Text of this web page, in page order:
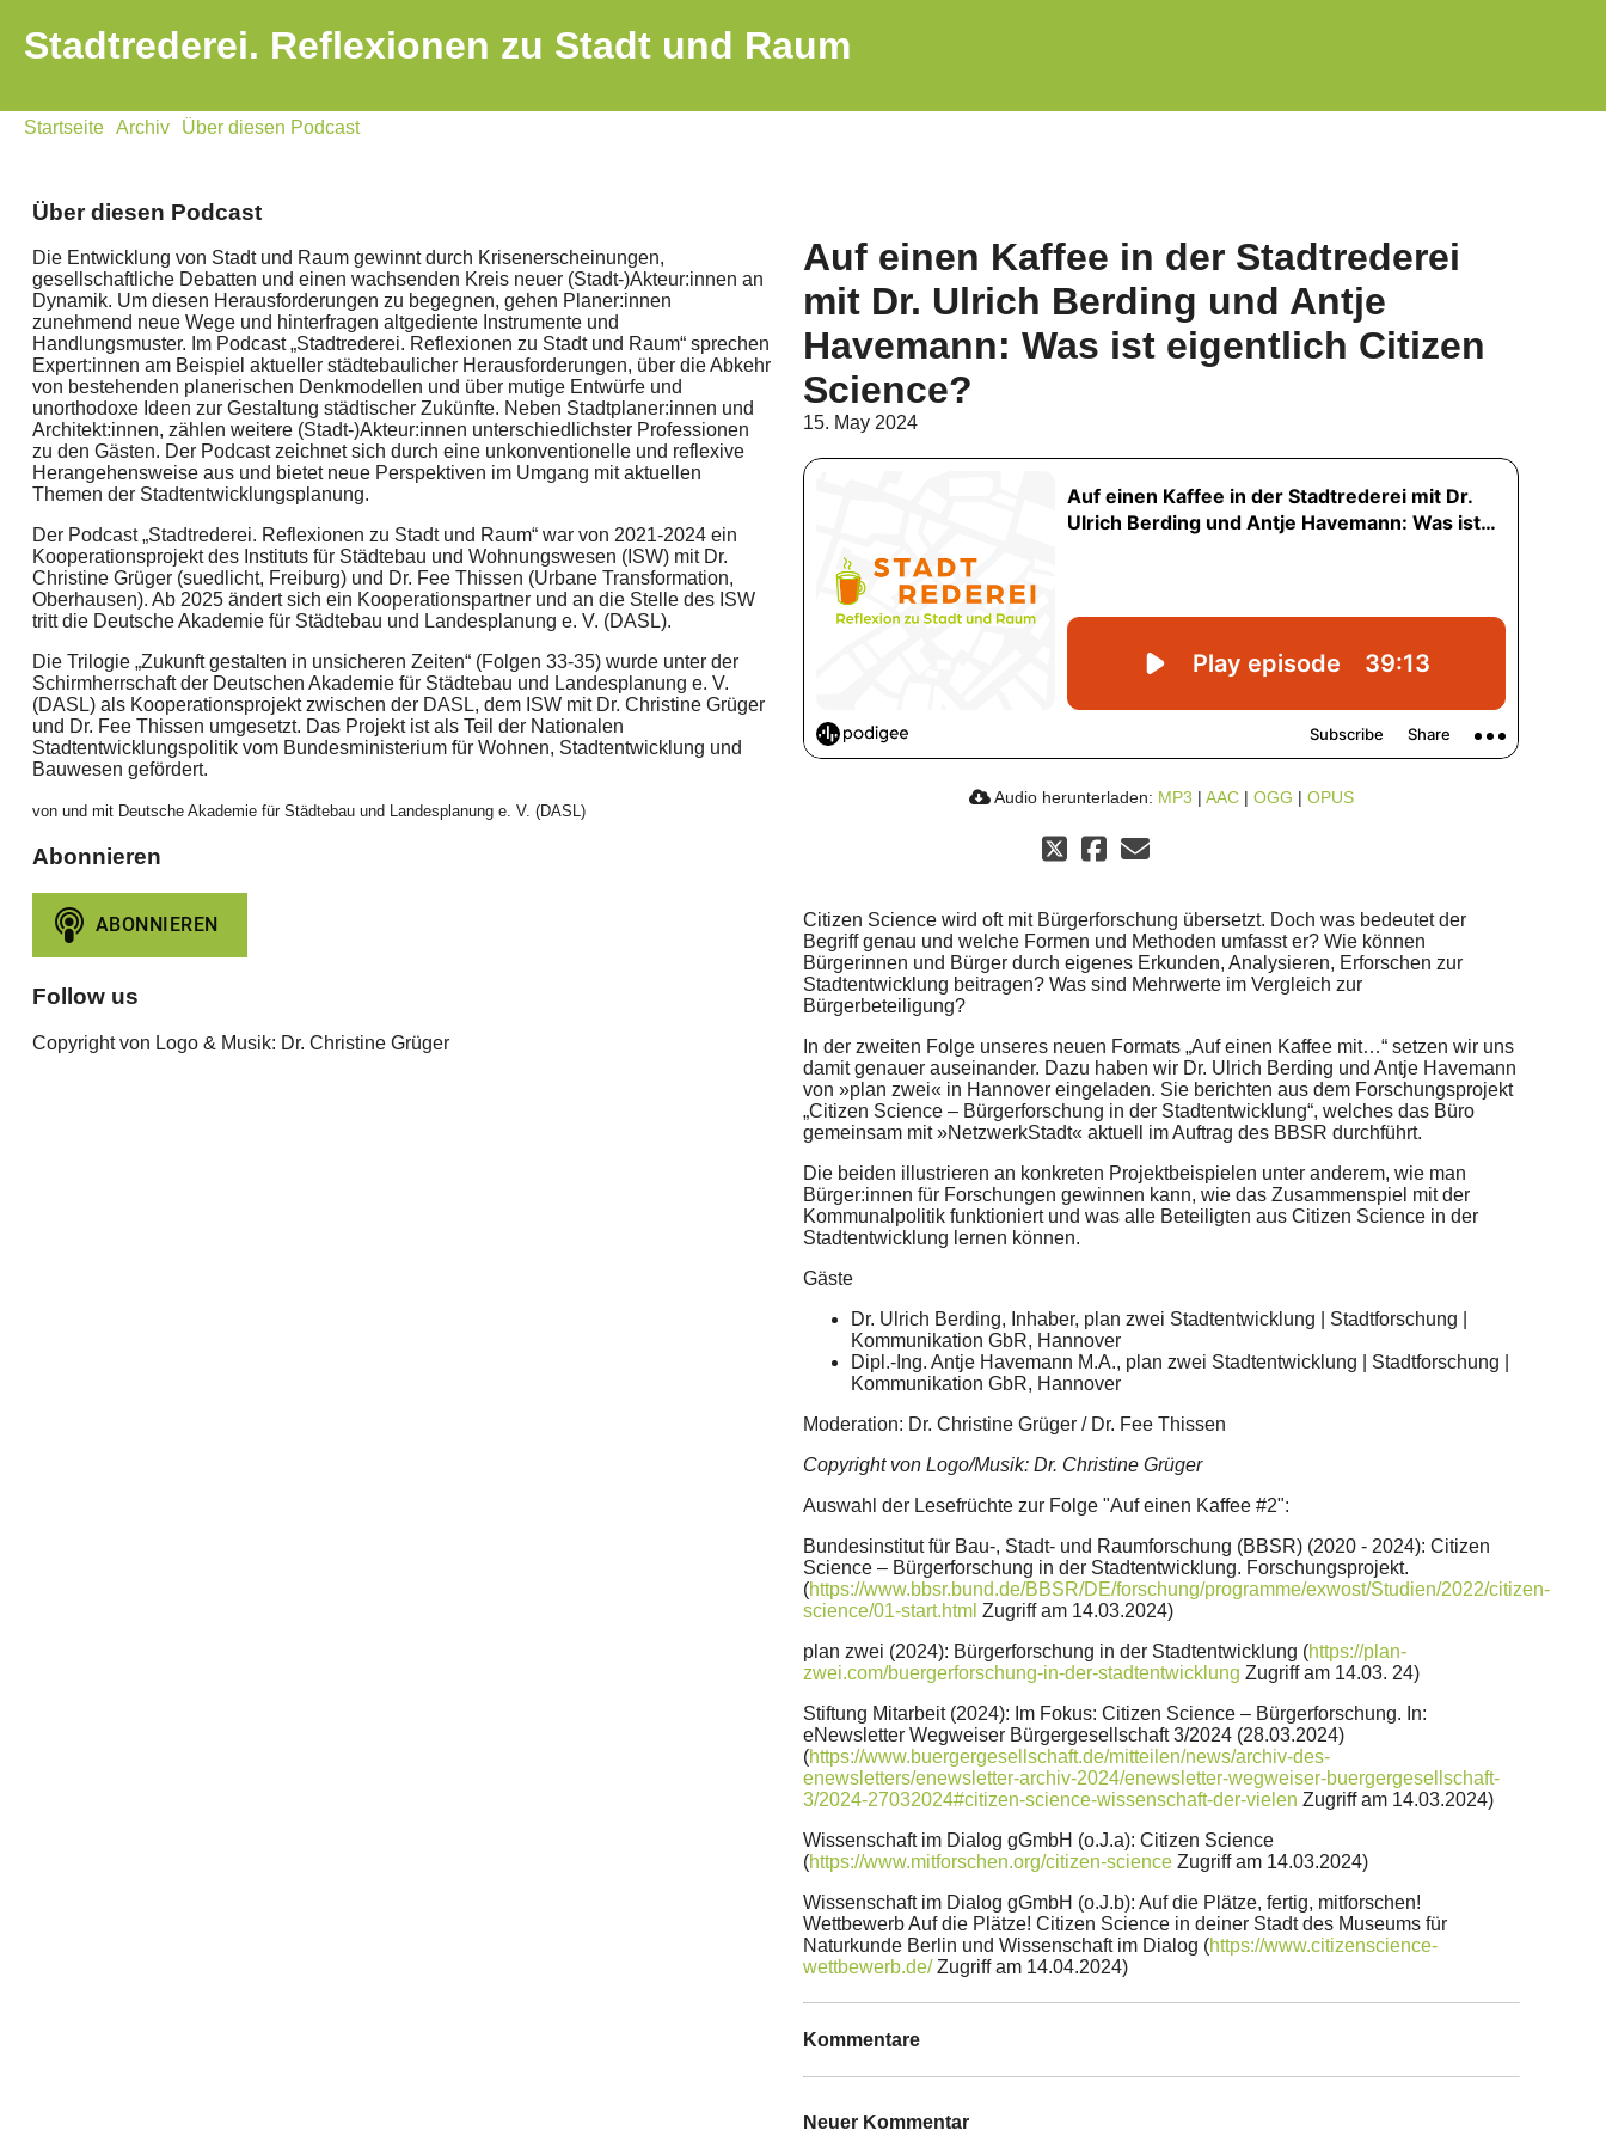
Stadtrederei. Reflexionen zu Stadt und Raum
Startseite Archiv Über diesen Podcast
Über diesen Podcast
Die Entwicklung von Stadt und Raum gewinnt durch Krisenerscheinungen,
gesellschaftliche Debatten und einen wachsenden Kreis neuer (Stadt-)Akteur:innen an
Dynamik. Um diesen Herausforderungen zu begegnen, gehen Planer:innen
zunehmend neue Wege und hinterfragen altgediente Instrumente und
Handlungsmuster. Im Podcast „Stadtrederei. Reflexionen zu Stadt und Raum“ sprechen
Expert:innen am Beispiel aktueller städtebaulicher Herausforderungen, über die Abkehr
von bestehenden planerischen Denkmodellen und über mutige Entwürfe und
unorthodoxe Ideen zur Gestaltung städtischer Zukünfte. Neben Stadtplaner:innen und
Architekt:innen, zählen weitere (Stadt-)Akteur:innen unterschiedlichster Professionen
zu den Gästen. Der Podcast zeichnet sich durch eine unkonventionelle und reflexive
Herangehensweise aus und bietet neue Perspektiven im Umgang mit aktuellen
Themen der Stadtentwicklungsplanung.
Der Podcast „Stadtrederei. Reflexionen zu Stadt und Raum“ war von 2021-2024 ein
Kooperationsprojekt des Instituts für Städtebau und Wohnungswesen (ISW) mit Dr.
Christine Grüger (suedlicht, Freiburg) und Dr. Fee Thissen (Urbane Transformation,
Oberhausen). Ab 2025 ändert sich ein Kooperationspartner und an die Stelle des ISW
tritt die Deutsche Akademie für Städtebau und Landesplanung e. V. (DASL).
Die Trilogie „Zukunft gestalten in unsicheren Zeiten“ (Folgen 33-35) wurde unter der
Schirmherrschaft der Deutschen Akademie für Städtebau und Landesplanung e. V.
(DASL) als Kooperationsprojekt zwischen der DASL, dem ISW mit Dr. Christine Grüger
und Dr. Fee Thissen umgesetzt. Das Projekt ist als Teil der Nationalen
Stadtentwicklungspolitik vom Bundesministerium für Wohnen, Stadtentwicklung und
Bauwesen gefördert.
von und mit Deutsche Akademie für Städtebau und Landesplanung e. V. (DASL)
Abonnieren
Follow us
Copyright von Logo & Musik: Dr. Christine Grüger
Auf einen Kaffee in der Stadtrederei
mit Dr. Ulrich Berding und Antje
Havemann: Was ist eigentlich Citizen
Science?
15. May 2024
Audio herunterladen: MP3 | AAC | OGG | OPUS
Citizen Science wird oft mit Bürgerforschung übersetzt. Doch was bedeutet der
Begriff genau und welche Formen und Methoden umfasst er? Wie können
Bürgerinnen und Bürger durch eigenes Erkunden, Analysieren, Erforschen zur
Stadtentwicklung beitragen? Was sind Mehrwerte im Vergleich zur
Bürgerbeteiligung?
In der zweiten Folge unseres neuen Formats „Auf einen Kaffee mit…“ setzen wir uns
damit genauer auseinander. Dazu haben wir Dr. Ulrich Berding und Antje Havemann
von »plan zwei« in Hannover eingeladen. Sie berichten aus dem Forschungsprojekt
„Citizen Science – Bürgerforschung in der Stadtentwicklung“, welches das Büro
gemeinsam mit »NetzwerkStadt« aktuell im Auftrag des BBSR durchführt.
Die beiden illustrieren an konkreten Projektbeispielen unter anderem, wie man
Bürger:innen für Forschungen gewinnen kann, wie das Zusammenspiel mit der
Kommunalpolitik funktioniert und was alle Beteiligten aus Citizen Science in der
Stadtentwicklung lernen können.
Gäste
Dr. Ulrich Berding, Inhaber, plan zwei Stadtentwicklung | Stadtforschung |
Kommunikation GbR, Hannover
Dipl.-Ing. Antje Havemann M.A., plan zwei Stadtentwicklung | Stadtforschung |
Kommunikation GbR, Hannover
Moderation: Dr. Christine Grüger / Dr. Fee Thissen
Copyright von Logo/Musik: Dr. Christine Grüger
Auswahl der Lesefrüchte zur Folge "Auf einen Kaffee #2":
Bundesinstitut für Bau-, Stadt- und Raumforschung (BBSR) (2020 - 2024): Citizen
Science – Bürgerforschung in der Stadtentwicklung. Forschungsprojekt.
(https://www.bbsr.bund.de/BBSR/DE/forschung/programme/exwost/Studien/2022/citizen-
science/01-start.html Zugriff am 14.03.2024)
plan zwei (2024): Bürgerforschung in der Stadtentwicklung (https://plan-
zwei.com/buergerforschung-in-der-stadtentwicklung Zugriff am 14.03. 24)
Stiftung Mitarbeit (2024): Im Fokus: Citizen Science – Bürgerforschung. In:
eNewsletter Wegweiser Bürgergesellschaft 3/2024 (28.03.2024)
(https://www.buergergesellschaft.de/mitteilen/news/archiv-des-
enewsletters/enewsletter-archiv-2024/enewsletter-wegweiser-buergergesellschaft-
3/2024-27032024#citizen-science-wissenschaft-der-vielen Zugriff am 14.03.2024)
Wissenschaft im Dialog gGmbH (o.J.a): Citizen Science
(https://www.mitforschen.org/citizen-science Zugriff am 14.03.2024)
Wissenschaft im Dialog gGmbH (o.J.b): Auf die Plätze, fertig, mitforschen!
Wettbewerb Auf die Plätze! Citizen Science in deiner Stadt des Museums für
Naturkunde Berlin und Wissenschaft im Dialog (https://www.citizenscience-
wettbewerb.de/Zugriff am 14.04.2024)
Kommentare
Neuer Kommentar